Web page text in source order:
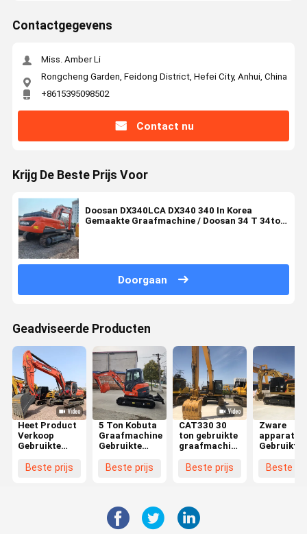
Contactgegevens
Miss. Amber Li
Rongcheng Garden, Feidong District, Hefei City, Anhui, China
+8615395098502
Contact nu
Krijg De Beste Prijs Voor
Doosan DX340LCA DX340 340 In Korea
Gemaakte Graafmachine / Doosan 34 T 34ton
Doorgaan
Geadviseerde Producten
Heet Product
Verkoop
Gebruikte
DX340LC
Beste prijs
5 Ton Kobuta
Graafmachine
Gebruikte
Capaciteit
Beste prijs
CAT330 30
ton gebruikte
graafmachine
zware
goedkeuring
Beste prijs
Zware
Gebruikte
Beste